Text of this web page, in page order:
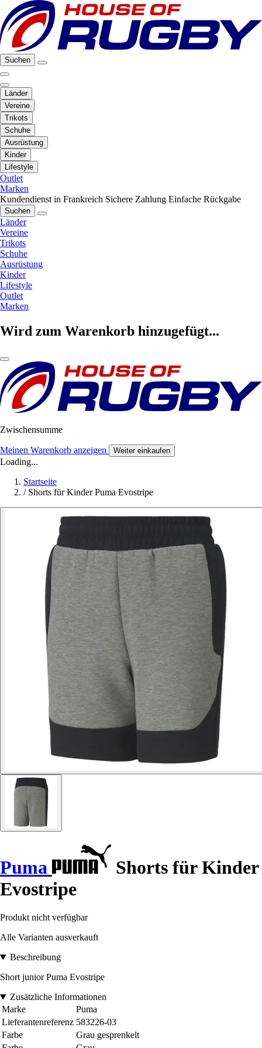
Suchen
Länder
Vereine
Trikots
Schuhe
Ausrüstung
Kinder
Lifestyle
Outlet
Marken
Kundendienst in Frankreich Sichere Zahlung Einfache Rückgabe
Suchen
Länder
Vereine
Trikots
Schuhe
Ausrüstung
Kinder
Lifestyle
Outlet
Marken
Wird zum Warenkorb hinzugefügt...
Zwischensumme
Meinen Warenkorb anzeigen Weiter einkaufen
Loading...
Startseite
/ Shorts für Kinder Puma Evostripe
Puma
Shorts für Kinder
Evostripe
Produkt nicht verfügbar
Alle Varianten ausverkauft
Beschreibung
Short junior Puma Evostripe
Zusätzliche Informationen
Marke
Puma
Lieferantenreferenz 583226-03
Farbe
Grau gesprenkelt